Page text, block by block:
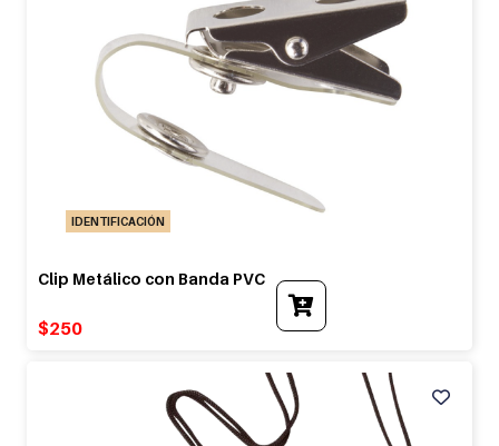
IDENTIFICACIÓN
Clip Metálico con Banda PVC
$250